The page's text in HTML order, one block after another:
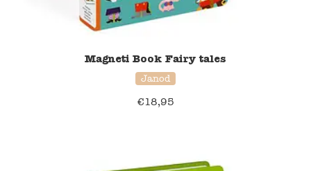
Magneti Book Fairy tales
Janod
€18,95